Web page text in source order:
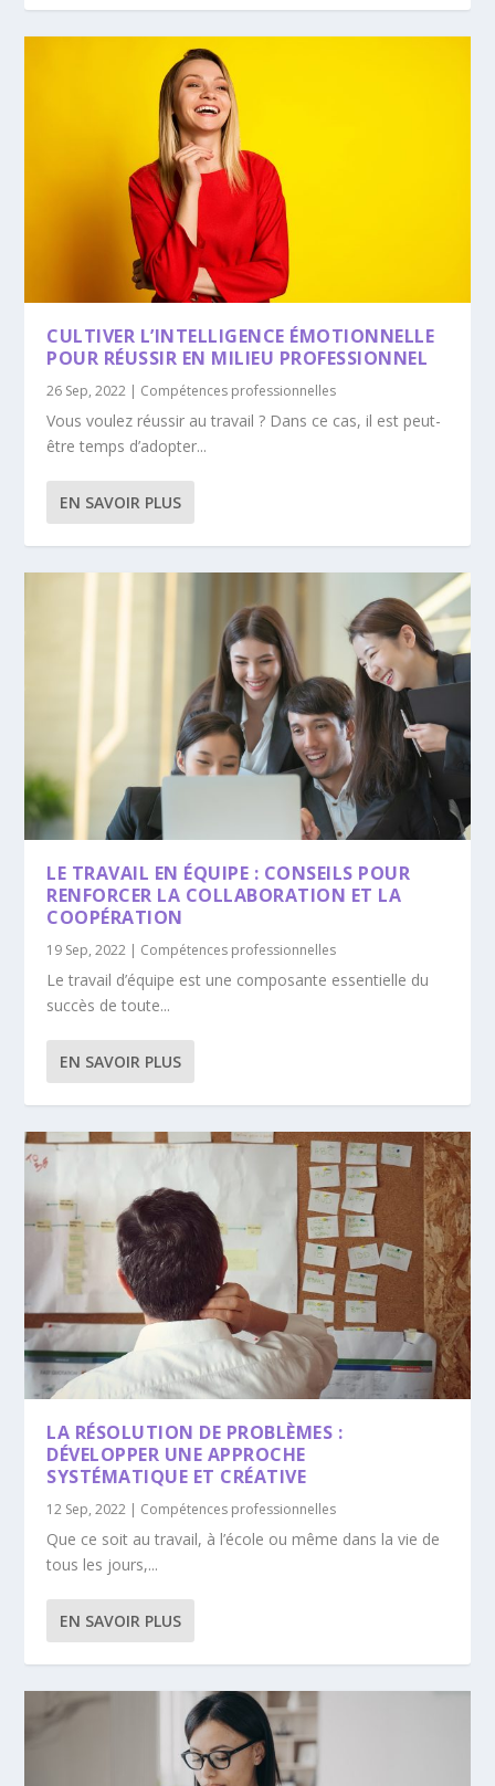
CULTIVER L’INTELLIGENCE ÉMOTIONNELLE
POUR RÉUSSIR EN MILIEU PROFESSIONNEL
26 Sep, 2022 Compétences professionnelles
Vous voulez réussir au travail ? Dans ce cas, il est peut-
être temps d’adopter...
EN SAVOIR PLUS
LE TRAVAIL EN ÉQUIPE : CONSEILS POUR
RENFORCER LA COLLABORATION ET LA
COOPÉRATION
19 Sep, 2022 | Compétences professionnelles
Le travail d’équipe est une composante essentielle du
succès de toute...
EN SAVOIR PLUS
LA RÉSOLUTION DE PROBLÈMES :
DÉVELOPPER UNE APPROCHE
SYSTÉMATIQUE ET CRÉATIVE
12 Sep, 2022 | Compétences professionnelles
Que ce soit au travail, à l’école ou même dans la vie de
tous les jours,...
EN SAVOIR PLUS